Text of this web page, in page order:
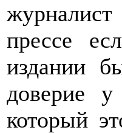
прессе
издании
доверие
который